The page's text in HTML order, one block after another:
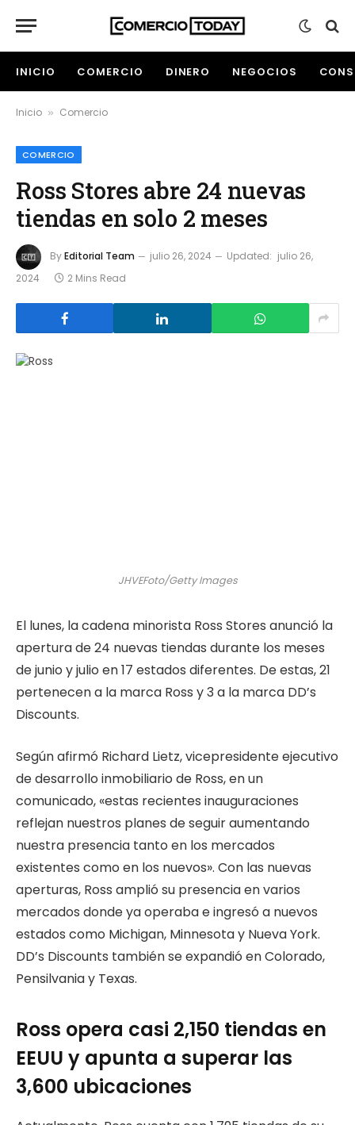
INICIO COMERCIO DINERO NEGOCIOS
Inicio » Comercio
COMERCIO
Ross Stores abre 24 nuevas
tiendas en solo 2 meses
ByEditorial Team julio 26, 2024 Updated: julio 26,
2024
2 Mins Read
JHVEFoto/Getty Images
El lunes, la cadena minorista Ross Stores anunció la
apertura de 24 nuevas tiendas durante los meses
de junio y julio en 17 estados diferentes. De estas, 21
pertenecen a la marca Ross y 3 a la marca DD’s
Discounts.
Según afirmó Richard Lietz, vicepresidente ejecutivo
de desarrollo inmobiliario de Ross, en un
comunicado, «estas recientes inauguraciones
reflejan nuestros planes de seguir aumentando
nuestra presencia tanto en los mercados
existentes como en los nuevos». Con las nuevas
aperturas, Ross amplió su presencia en varios
mercados donde ya operaba e ingresó a nuevos
estados como Michigan, Minnesota y Nueva York.
DD’s Discounts también se expandió en Colorado,
Pensilvania y Texas.
Ross opera casi 2,150 tiendas en
EEUU y apunta a superar las
3,600 ubicaciones